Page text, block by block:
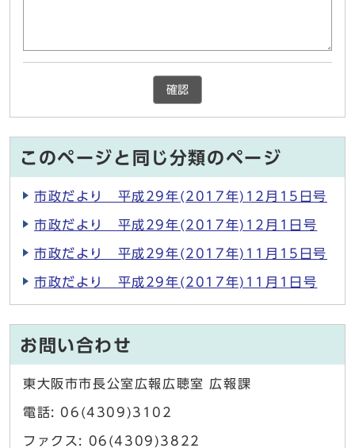
確認
このページと同じ分類のページ
市政だより 平成29年(2017年)12月15日号
市政だより 平成29年(2017年)12月1日号
市政だより 平成29年(2017年)11月15日号
市政だより 平成29年(2017年)11月1日号
お問い合わせ
東大阪市市長公室広報広聴室 広報課
電話: 06(4309)3102
ファクス: 06(4309)3822